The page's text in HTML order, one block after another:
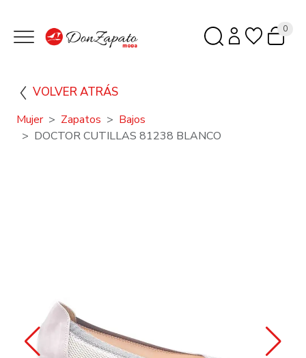
0
VOLVER ATRÁS
Mujer Zapatos
Bajos
DOCTOR CUTILLAS 81238 BLANCO